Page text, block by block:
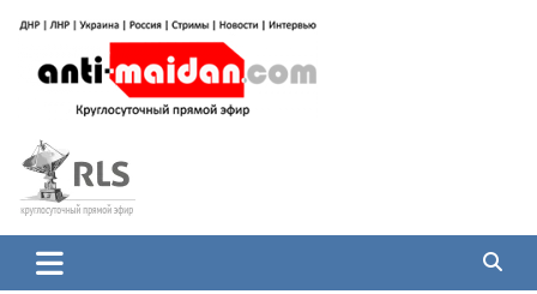
содержимому
Антимайдан: Гражданская война
на Украине
гражданской войне на Украине, включая события в Новороссии, ДНР,
ЛНР и других регионах.